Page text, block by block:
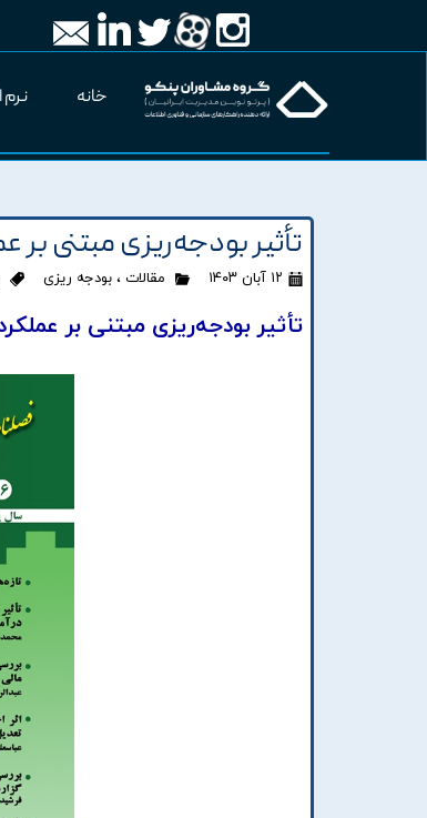
خانه نرم
تأثیر بودجه‌ریزی مبتنی
۱۲ آبان ۱۴۰۳ مقالات ، بودجه ریزی
تأثیر بودجه‌ریزی مبتنی بر